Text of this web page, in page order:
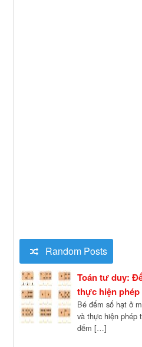
Random Posts
Toán tư duy:
thực hiện
Bé đếm số hạt ở
và thực hiện phép
đếm […]